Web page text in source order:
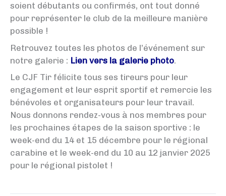
soient débutants ou confirmés, ont tout donné
pour représenter le club de la meilleure manière
possible !
Retrouvez toutes les photos de l’événement sur
notre galerie : Lien vers la galerie photo.
Le CJF Tir félicite tous ses tireurs pour leur
engagement et leur esprit sportif et remercie les
bénévoles et organisateurs pour leur travail.
Nous donnons rendez-vous à nos membres pour
les prochaines étapes de la saison sportive : le
week-end du 14 et 15 décembre pour le régional
carabine et le week-end du 10 au 12 janvier 2025
pour le régional pistolet !